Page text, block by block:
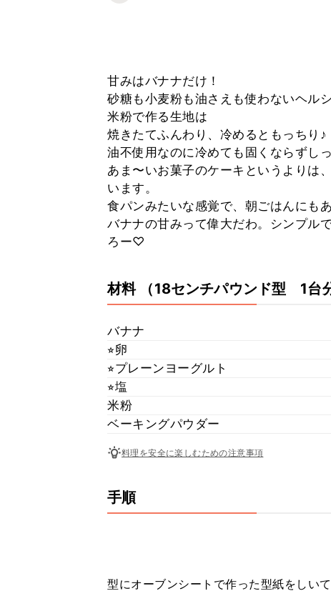
甘みはバナナだけ！
砂糖も小麦粉も油さえも使わないヘル
米粉で作る生地は
焼きたてふんわり、冷めるともっちり♪
油不使用なのに冷めても固くならずしっ
あま〜いお菓子のケーキというよりは
います。
食パンみたいな感覚で、朝ごはんにも
バナナの甘みって偉大だわ。シンプル
ろー♡
材料 （18センチパウンド型 1台
バナナ
⭐︎卵
⭐︎プレーンヨーグルト
⭐︎塩
米粉
ベーキングパウダー
料理を安全に楽しむための注意事項
手順
型にオーブンシートで作った型紙をしいて